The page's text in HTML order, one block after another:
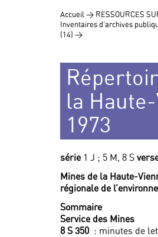
Accueil > RESSOURCES
Inventaires d’archives
(14) >
la
1973
série 1 J ; 5 M, 8 S
Mines de la Haute-
régionale de
Sommaire
Service des Mines
8 S 350 : minutes de